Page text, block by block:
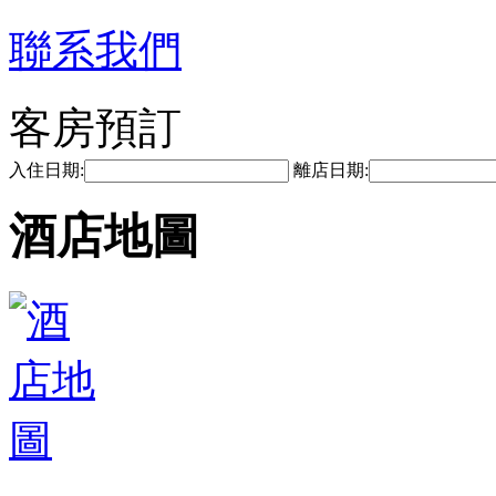
聯系我們
客房預訂
入住日期: 離店日期:
酒店地圖